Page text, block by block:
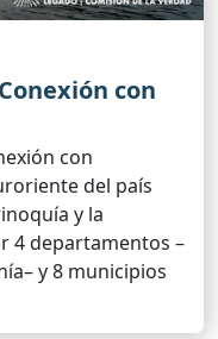
con
con
del país
y la
4 departamentos –
y 8 municipios